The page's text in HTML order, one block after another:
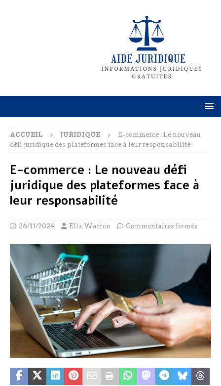
ACCUEIL JURIDIQUE
E-commerce : Le nouveau
défi juridique des plateformes face à leur responsabilité
E-commerce : Le nouveau défi
juridique des plateformes face à
leur responsabilité
26/11/2024 Ella Warren Commentaires fermés